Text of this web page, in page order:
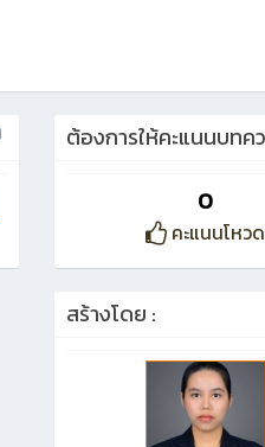
ต้องการให้คะแนนบทค
0
คะแนนโหวด
สร้างโดย :